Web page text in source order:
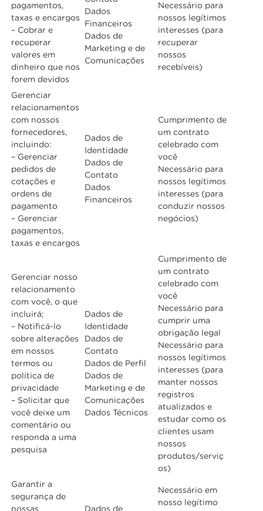
pagamentos,
taxas e encargos
– Cobrar e
recuperar
valores em
dinheiro que nos
forem devidos
Dados
Financeiros
Dados de
Marketing e de
Comunicações
Necessário para
nossos legítimos
interesses (para
recuperar
nossos
recebíveis)
Gerenciar
relacionamentos
com nossos
fornecedores,
incluindo:
– Gerenciar
pedidos de
cotações e
ordens de
pagamento
– Gerenciar
pagamentos,
taxas e encargos
Dados de
Identidade
Dados de
Contato
Dados
Financeiros
Cumprimento de
um contrato
celebrado com
você
Necessário para
nossos legítimos
interesses (para
conduzir nossos
negócios)
Gerenciar nosso
relacionamento
com você, o que
incluirá;
– Notificá-lo
sobre alterações
em nossos
termos ou
política de
privacidade
– Solicitar que
você deixe um
comentário ou
responda a uma
pesquisa
Dados de
Identidade
Dados de
Contato
Dados de Perfil
Dados de
Marketing e de
Comunicações
Dados Técnicos
Cumprimento de
um contrato
celebrado com
você
Necessário para
cumprir uma
obrigação legal
Necessário para
nossos legítimos
interesses (para
manter nossos
registros
atualizados e
estudar como os
clientes usam
nossos
produtos/serviç
os)
Garantir a
segurança de
nossas
Dados de
Necessário em
nosso legítimo